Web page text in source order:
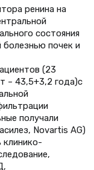
ренина на
состояния
болезнью почек и
(23
– 43,5+3,2 года)с
получали
Novartis AG)